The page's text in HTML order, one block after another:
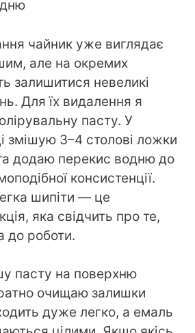
чайник уже виглядає
але на окремих
залишитися невеликі
Для їх видалення я
пасту. У
змішую 3–4 столові ложки
додаю перекис водню до
консистенції.
шипіти — це
яка свідчить про те,
до роботи.
пасту на поверхню
очищаю залишки
дуже легко, а емаль